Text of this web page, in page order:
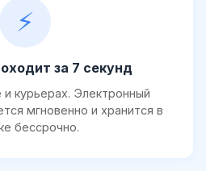
⚡
за 7 секунд
курьерах. Электронный
мгновенно и хранится в
бессрочно.